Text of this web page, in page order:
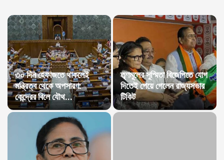
৩০ দিন হেফাজতে থাকলেই
মন্ত্রিত্ব থেকে অপসারণ:
কেন্দ্রের বিলে যৌথ...
তৃণমূলের সুস্মিতা বিজেপিতে যোগ
দিতেই পেয়ে গেলেন রাজ্যসভার
টিকিট